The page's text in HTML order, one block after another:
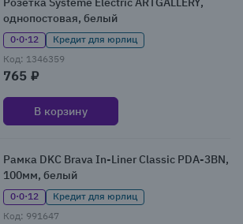
однопостовая, белый
0·0·12
Кредит для юрлиц
Код: 1346359
765 ₽
В корзину
Рамка DKC Brava In-Liner Classic PDA-3BN,
100мм, белый
0·0·12
Кредит для юрлиц
Код: 991647